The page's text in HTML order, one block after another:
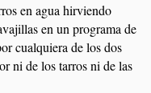
en agua hirviendo
en un programa de
cualquiera de los dos
ni de los tarros ni de las